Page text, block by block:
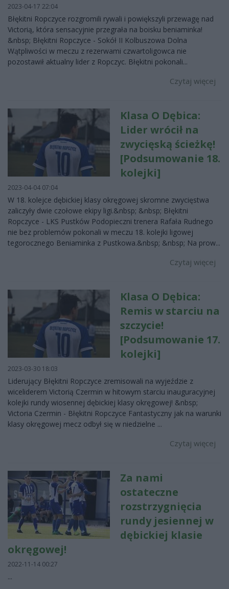
2023-04-17 22:04
Błękitni Ropczyce rozgromili rywali i powiększyli przewagę nad
Victorią, która sensacyjnie przegrała na boisku beniaminka!
&nbsp; Błękitni Ropczyce - Sokół II Kolbuszowa Dolna
Wątpliwości w meczu z rezerwami czwartoligowca nie
pozostawił aktualny lider z Ropczyc. Błękitni pokonali...
Czytaj więcej
Klasa O Dębica:
Lider wrócił na
zwycięską ścieżkę!
[Podsumowanie 18.
kolejki]
2023-04-04 07:04
W 18. kolejce dębickiej klasy okręgowej skromne zwycięstwa
zaliczyły dwie czołowe ekipy ligi.&nbsp; &nbsp; Błękitni
Ropczyce - LKS Pustków Podopieczni trenera Rafała Rudnego
nie bez problemów pokonali w meczu 18. kolejki ligowej
tegorocznego Beniaminka z Pustkowa.&nbsp; &nbsp; Na prow...
Czytaj więcej
Klasa O Dębica:
Remis w starciu na
szczycie!
[Podsumowanie 17.
kolejki]
2023-03-30 18:03
Liderujący Błękitni Ropczyce zremisowali na wyjeździe z
wiceliderem Victorią Czermin w hitowym starciu inauguracyjnej
kolejki rundy wiosennej dębickiej klasy okręgowej! &nbsp;
Victoria Czermin - Błękitni Ropczyce Fantastyczny jak na warunki
klasy okręgowej mecz odbył się w niedzielne ...
Czytaj więcej
Za nami
ostateczne
rozstrzygnięcia
rundy jesiennej w
dębickiej klasie
okręgowej!
2022-11-14 00:27
...